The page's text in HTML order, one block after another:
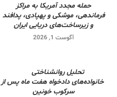
حمله مجدد آمریکا به مراکز
فرماندهی، موشکی و پهپادی، پدافند
و زیرساخت‌های دریایی ایران
آگوست 1, 2026
تحلیل روانشناختی
خانواده‌های دادخواه هفت ماه پس از
سرکوب خونین